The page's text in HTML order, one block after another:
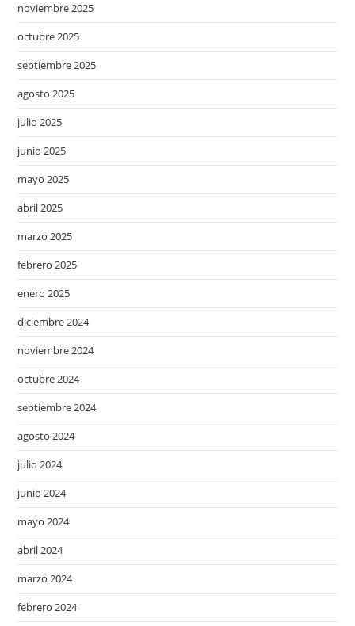
noviembre 2025
octubre 2025
septiembre 2025
agosto 2025
julio 2025
junio 2025
mayo 2025
abril 2025
marzo 2025
febrero 2025
enero 2025
diciembre 2024
noviembre 2024
octubre 2024
septiembre 2024
agosto 2024
julio 2024
junio 2024
mayo 2024
abril 2024
marzo 2024
febrero 2024